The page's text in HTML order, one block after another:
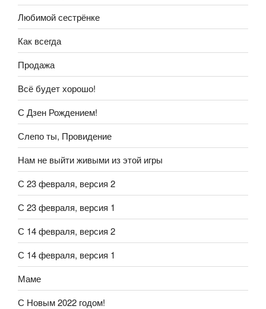
Любимой сестрёнке
Как всегда
Продажа
Всё будет хорошо!
С Дзен Рождением!
Слепо ты, Провидение
Нам не выйти живыми из этой игры
С 23 февраля, версия 2
С 23 февраля, версия 1
С 14 февраля, версия 2
С 14 февраля, версия 1
Маме
С Новым 2022 годом!